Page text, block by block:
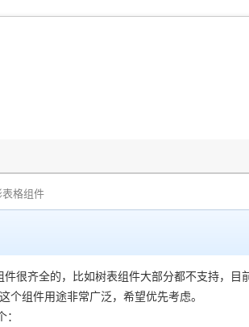
格组件
很齐全的，比如树表组件大部分都不支持，
个组件用途非常广泛，希望优先考虑。